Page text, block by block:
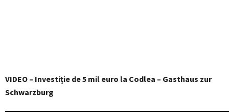
VIDEO – Investiție de 5 mil euro la Codlea – Gasthaus zur
Schwarzburg